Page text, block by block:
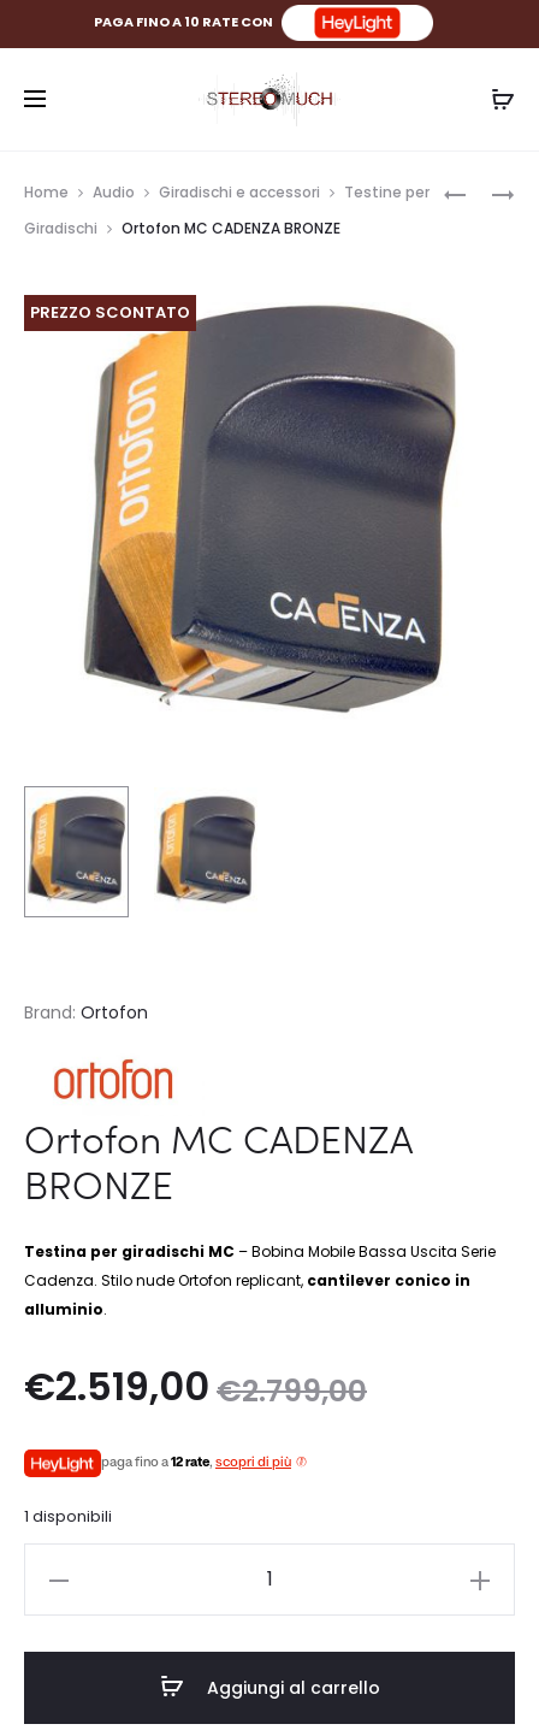
PAGA FINO A 10 RATE CON
ORTOFON
ORTOFON
Home Audio Giradischi e accessori
Testine per
Giradischi
Ortofon MC CADENZA BRONZE
PREZZO SCONTATO
Brand: Ortofon
Ortofon MC CADENZA
BRONZE
Testina per giradischi MC – Bobina Mobile Bassa Uscita Serie
Cadenza. Stilo nude Ortofon replicant, cantilever conico in
alluminio.
€2.799,00
Il
originale
era:
€2.799,00.
€2.519,00
è:
paga fino a12 rate, scopri di più
1 disponibili
Aggiungi al carrello